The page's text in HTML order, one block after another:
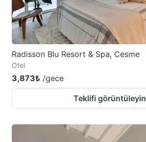
Radisson Blu Resort & Spa, Cesme
Otel
3,873₺ /gece
Teklifi görüntüleyin